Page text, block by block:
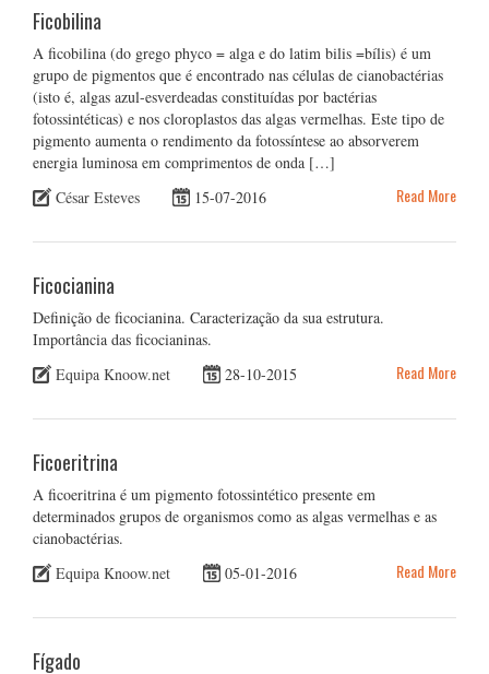
Ficobilina
A ficobilina (do grego phyco = alga e do latim bilis =bílis) é um
grupo de pigmentos que é encontrado nas células de cianobactérias
(isto é, algas azul-esverdeadas constituídas por bactérias
fotossintéticas) e nos cloroplastos das algas vermelhas. Este tipo de
pigmento aumenta o rendimento da fotossíntese ao absorverem
energia luminosa em comprimentos de onda […]
César Esteves
15-07-2016 Read More
Ficocianina
Definição de ficocianina. Caracterização da sua estrutura.
Importância das ficocianinas.
Equipa Knoow.net
28-10-2015 Read More
Ficoeritrina
A ficoeritrina é um pigmento fotossintético presente em
determinados grupos de organismos como as algas vermelhas e as
cianobactérias.
Equipa Knoow.net
05-01-2016 Read More
Fígado